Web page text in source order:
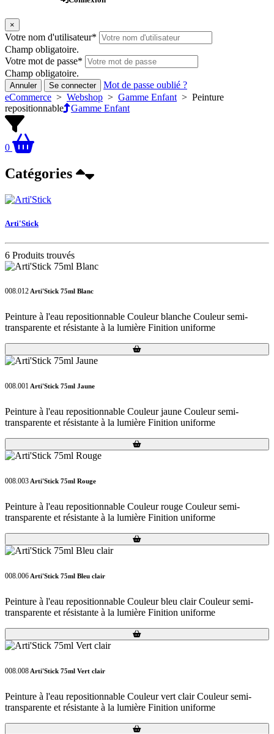
×
Votre nom d'utilisateur*
Champ obligatoire.
Votre mot de passe*
Champ obligatoire.
Annuler Se connecter
Mot de passe oublié ?
eCommerce > Webshop > Gamme Enfant > Peinture
repositionnable
Gamme Enfant
0
Catégories
Arti'Stick
6 Produits trouvés
008.012Arti'Stick 75ml Blanc
Peinture à l'eau repositionnable Couleur blanche Couleur semi-
transparente et résistante à la lumière Finition uniforme
Loading...
Loading...
008.001Arti'Stick 75ml Jaune
Peinture à l'eau repositionnable Couleur jaune Couleur semi-
transparente et résistante à la lumière Finition uniforme
Loading...
Loading...
008.003 Arti'Stick 75ml Rouge
Peinture à l'eau repositionnable Couleur rouge Couleur semi-
transparente et résistante à la lumière Finition uniforme
Loading...
Loading...
008.006 Arti'Stick 75ml Bleu clair
Peinture à l'eau repositionnable Couleur bleu clair Couleur semi-
transparente et résistante à la lumière Finition uniforme
Loading...
Loading...
008.008 Arti'Stick 75ml Vert clair
Peinture à l'eau repositionnable Couleur vert clair Couleur semi-
transparente et résistante à la lumière Finition uniforme
Loading...
Loading...